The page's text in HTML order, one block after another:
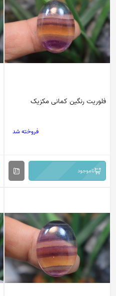
فلوریت رنگین کمانی مکزیک
فروخته شد
ناموجود